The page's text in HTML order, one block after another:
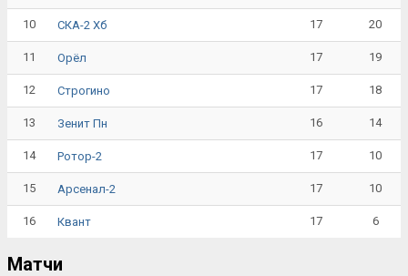
10 СКА-2 Хб 17 20
11 Орёл 17 19
12 Строгино 17 18
13 Зенит Пн 16 14
14 Ротор-2 17 10
15 Арсенал-2 17 10
16 Квант 17 6
Матчи